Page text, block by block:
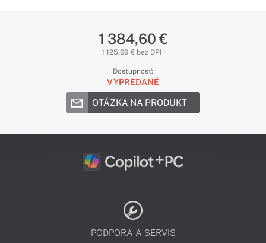
1 384,60 €
1 125,69 € bez DPH
Dostupnosť:
VYPREDANÉ
OTÁZKA NA PRODUKT
PODPORA A SERVIS